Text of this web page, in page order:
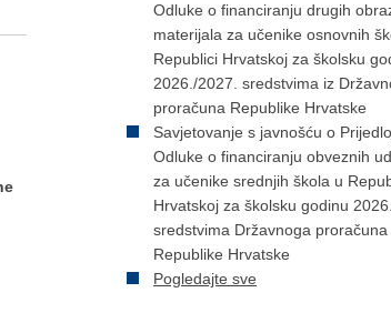
Odluke o financiranju drugih
materijala za učenike osnovnih
Republici Hrvatskoj za školsku
2026./2027. sredstvima iz
proračuna Republike Hrvatske
Savjetovanje s javnošću o
Odluke o financiranju obveznih
za učenike srednjih škola u
Hrvatskoj za školsku godinu
sredstvima Državnoga proračuna
Republike Hrvatske
Pogledajte sve